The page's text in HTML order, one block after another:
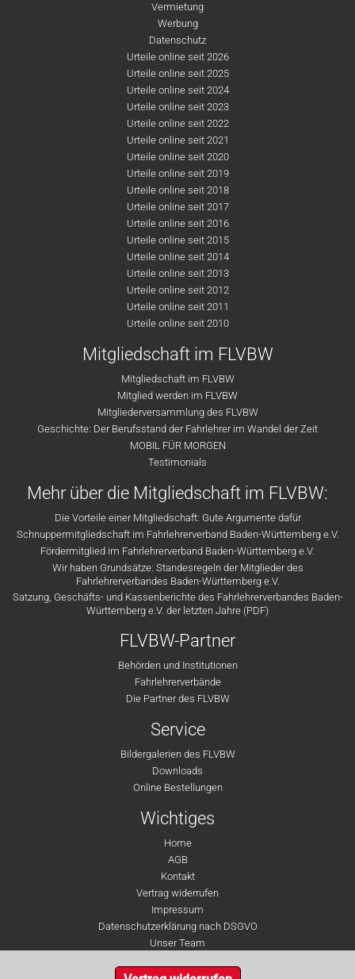
Vermietung
Werbung
Datenschutz
Urteile online seit 2026
Urteile online seit 2025
Urteile online seit 2024
Urteile online seit 2023
Urteile online seit 2022
Urteile online seit 2021
Urteile online seit 2020
Urteile online seit 2019
Urteile online seit 2018
Urteile online seit 2017
Urteile online seit 2016
Urteile online seit 2015
Urteile online seit 2014
Urteile online seit 2013
Urteile online seit 2012
Urteile online seit 2011
Urteile online seit 2010
Mitgliedschaft im FLVBW
Mitgliedschaft im FLVBW
Mitglied werden im FLVBW
Mitgliederversammlung des FLVBW
Geschichte: Der Berufsstand der Fahrlehrer im Wandel der Zeit
MOBIL FÜR MORGEN
Testimonials
Mehr über die Mitgliedschaft im FLVBW:
Die Vorteile einer Mitgliedschaft: Gute Argumente dafür
Schnuppermitgliedschaft im Fahrlehrerverband Baden-Württemberg e.V.
Fördermitglied im Fahrlehrerverband Baden-Württemberg e.V.
Wir haben Grundsätze: Standesregeln der Mitglieder des
Fahrlehrerverbandes Baden-Württemberg e.V.
Satzung, Geschäfts- und Kassenberichte des Fahrlehrerverbandes Baden-
Württemberg e.V. der letzten Jahre (PDF)
FLVBW-Partner
Behörden und Institutionen
Fahrlehrerverbände
Die Partner des FLVBW
Service
Bildergalerien des FLVBW
Downloads
Online Bestellungen
Wichtiges
Home
AGB
Kontakt
Vertrag widerrufen
Impressum
Datenschutzerklärung nach DSGVO
Unser Team